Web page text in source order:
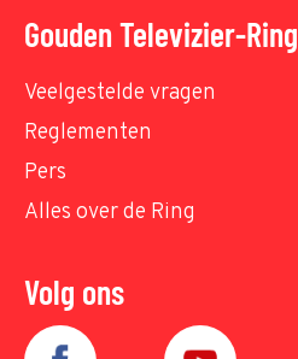
Gouden Televizier-Ring
Veelgestelde vragen
Reglementen
Pers
Alles over de Ring
Volg ons